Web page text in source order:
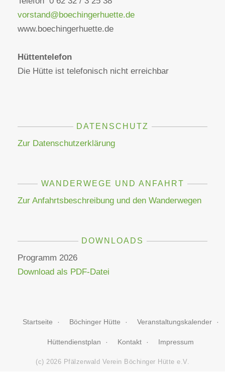
vorstand@boechingerhuette.de
www.boechingerhuette.de
Hüttentelefon
Die Hütte ist telefonisch nicht erreichbar
DATENSCHUTZ
Zur Datenschutzerklärung
WANDERWEGE UND ANFAHRT
Zur Anfahrtsbeschreibung und den Wanderwegen
DOWNLOADS
Programm 2026
Download als PDF-Datei
Startseite Böchinger Hütte Veranstaltungskalender
Hüttendienstplan Kontakt Impressum
(c) 2026 Pfälzerwald Verein Böchinger Hütte e.V.